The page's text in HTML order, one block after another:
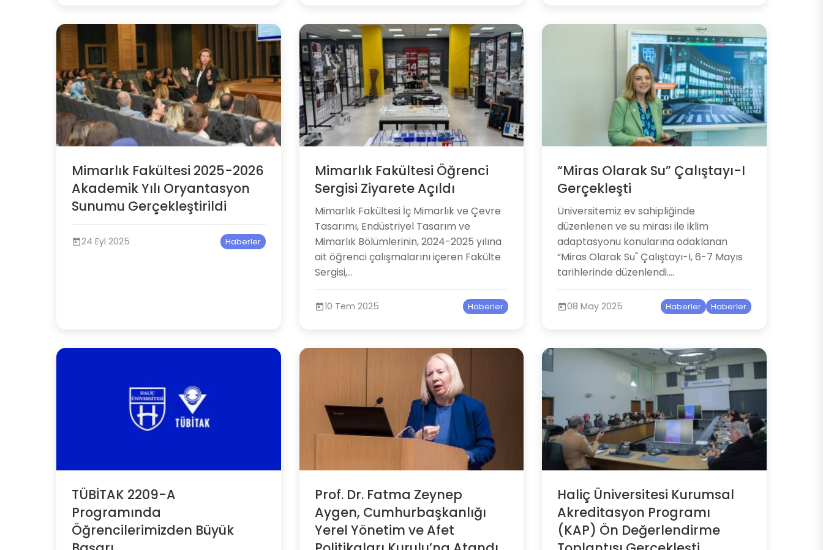
Mimarlık Fakültesi 2025-2026
Akademik Yılı Oryantasyon
Sunumu Gerçekleştirildi
24 Eyl 2025 Haberler
Mimarlık Fakültesi Öğrenci
Sergisi Ziyarete Açıldı
Mimarlık Fakültesi İç Mimarlık ve Çevre
Tasarımı, Endüstriyel Tasarım ve
Mimarlık Bölümlerinin, 2024-2025 yılına
ait öğrenci çalışmalarını içeren Fakülte
Sergisi,...
10 Tem 2025 Haberler
“Miras Olarak Su” Çalıştayı-I
Gerçekleşti
​Üniversitemiz ev sahipliğinde
düzenlenen ve su mirası ile iklim
adaptasyonu konularına odaklanan
“Miras Olarak Su" Çalıştayı-I, 6-7 Mayıs
tarihlerinde düzenlendi....
08 May 2025 Haberler Haberler
TÜBİTAK 2209-A
Programında
Öğrencilerimizden Büyük
Prof. Dr. Fatma Zeynep
Aygen, Cumhurbaşkanlığı
Yerel Yönetim ve Afet
Haliç Üniversitesi Kurumsal
Akreditasyon Programı
(KAP) Ön Değerlendirme